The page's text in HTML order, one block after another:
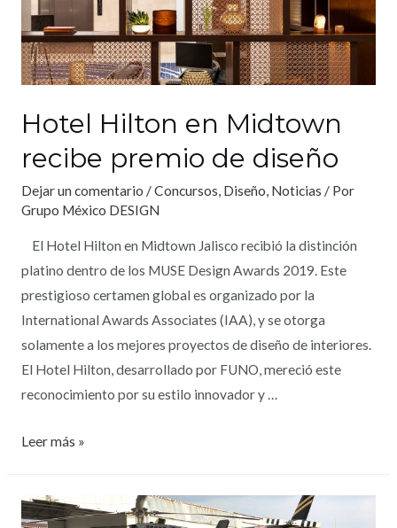
Hotel Hilton en Midtown
recibe premio de diseño
Dejar un comentario /Concursos, Diseño, Noticias / Por
Grupo México DESIGN
El Hotel Hilton en Midtown Jalisco recibió la distinción
platino dentro de los MUSE Design Awards 2019. Este
prestigioso certamen global es organizado por la
International Awards Associates (IAA), y se otorga
solamente a los mejores proyectos de diseño de interiores.
El Hotel Hilton, desarrollado por FUNO, mereció este
reconocimiento por su estilo innovador y …
Leer más »